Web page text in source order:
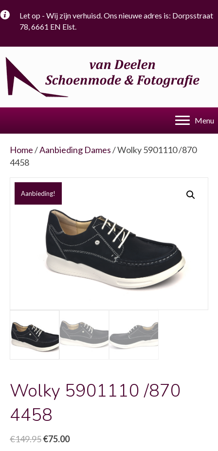
Let op - Wij zijn verhuisd. Ons nieuwe adres is: Dorpsstraat
78, 6661 EN Elst.
Menu
Home/Aanbieding Dames/ Wolky 5901110 /870
4458
Aanbieding!
Wolky 5901110 /870
4458
€149.95Oorspronkelijke
€75.00Huidige